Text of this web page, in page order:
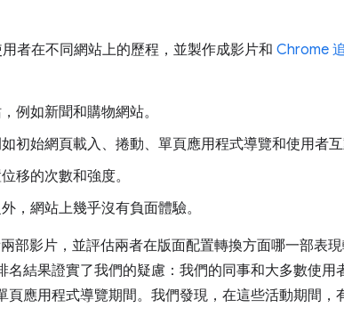
者在不同網站上的歷程，並製作成影片和 Chrome
例如新聞和購物網站。
初始網頁載入、捲動、單頁應用程式導覽和使用者互
移的次數和強度。
，網站上幾乎沒有負面體驗。
部影片，並評估兩者在版面配置轉換方面哪一部表
名結果證實了我們的疑慮：我們的同事和大多數使
頁應用程式導覽期間。我們發現，在這些活動期間